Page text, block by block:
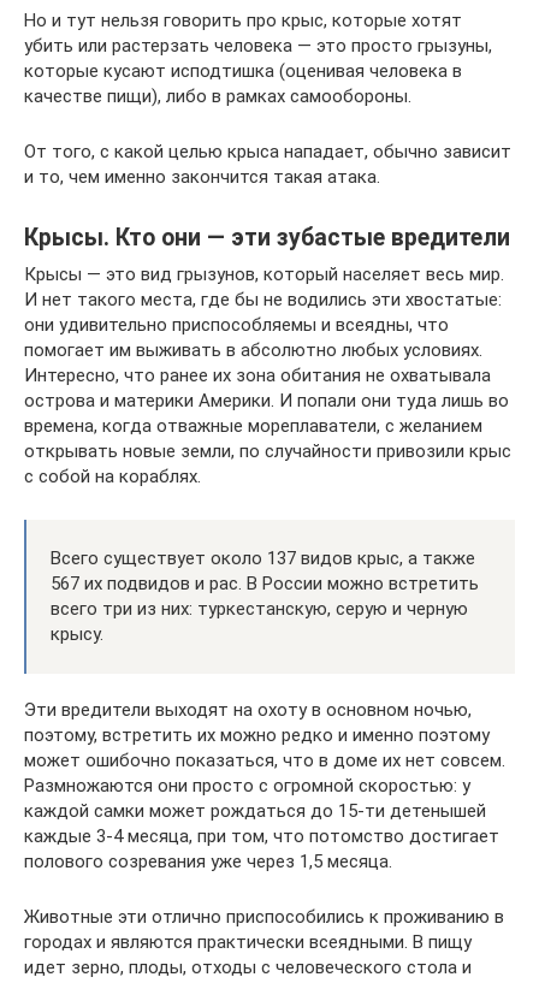
Но и тут нельзя говорить про крыс, которые хотят
убить или растерзать человека — это просто грызуны,
которые кусают исподтишка (оценивая человека в
качестве пищи), либо в рамках самообороны.
От того, с какой целью крыса нападает, обычно зависит
и то, чем именно закончится такая атака.
Крысы. Кто они — эти зубастые вредители
Крысы — это вид грызунов, который населяет весь мир.
И нет такого места, где бы не водились эти хвостатые:
они удивительно приспособляемы и всеядны, что
помогает им выживать в абсолютно любых условиях.
Интересно, что ранее их зона обитания не охватывала
острова и материки Америки. И попали они туда лишь во
времена, когда отважные мореплаватели, с желанием
открывать новые земли, по случайности привозили крыс
с собой на кораблях.
Всего существует около 137 видов крыс, а также
567 их подвидов и рас. В России можно встретить
всего три из них: туркестанскую, серую и черную
крысу.
Эти вредители выходят на охоту в основном ночью,
поэтому, встретить их можно редко и именно поэтому
может ошибочно показаться, что в доме их нет совсем.
Размножаются они просто с огромной скоростью: у
каждой самки может рождаться до 15-ти детенышей
каждые 3-4 месяца, при том, что потомство достигает
полового созревания уже через 1,5 месяца.
Животные эти отлично приспособились к проживанию в
городах и являются практически всеядными. В пищу
идет зерно, плоды, отходы с человеческого стола и